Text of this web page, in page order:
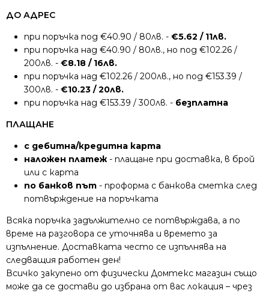
ДО АДРЕС
при поръчка под €40.90 / 80лв. - €5.62 / 11лв.
при поръчка над €40.90 / 80лв., но под €102.26 /
200лв. - €8.18 / 16лв.
при поръчка над €102.26 / 200лв., но под €153.39 /
300лв. - €10.23 / 20лв.
при поръчка над €153.39 / 300лв. - безплатна
ПЛАЩАНЕ
с дебитна/кредитна карта
наложен платеж - плащане при доставка, в брой
или с карта
по банков път - проформа с банкова сметка след
потвърждение на поръчката
Всяка поръчка задължително се потвърждава, а по
време на разговора се уточнява и времето за
изпълнение. Доставката често се изпълнява на
следващия работен ден!
Всичко закупено от физически Домтекс магазин също
може да се достави до избрана от вас локация – чрез